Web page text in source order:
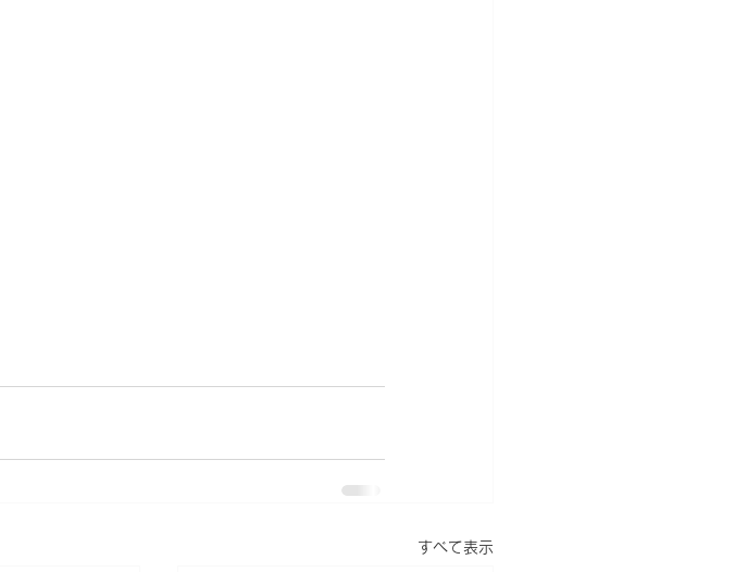
すべて表示